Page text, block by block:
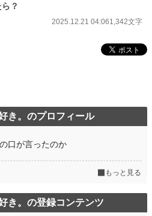
？
2025.12.21 04:061,342文字
き。のプロフィール
口が言ったのか
もっと見る
き。の登録コンテンツ